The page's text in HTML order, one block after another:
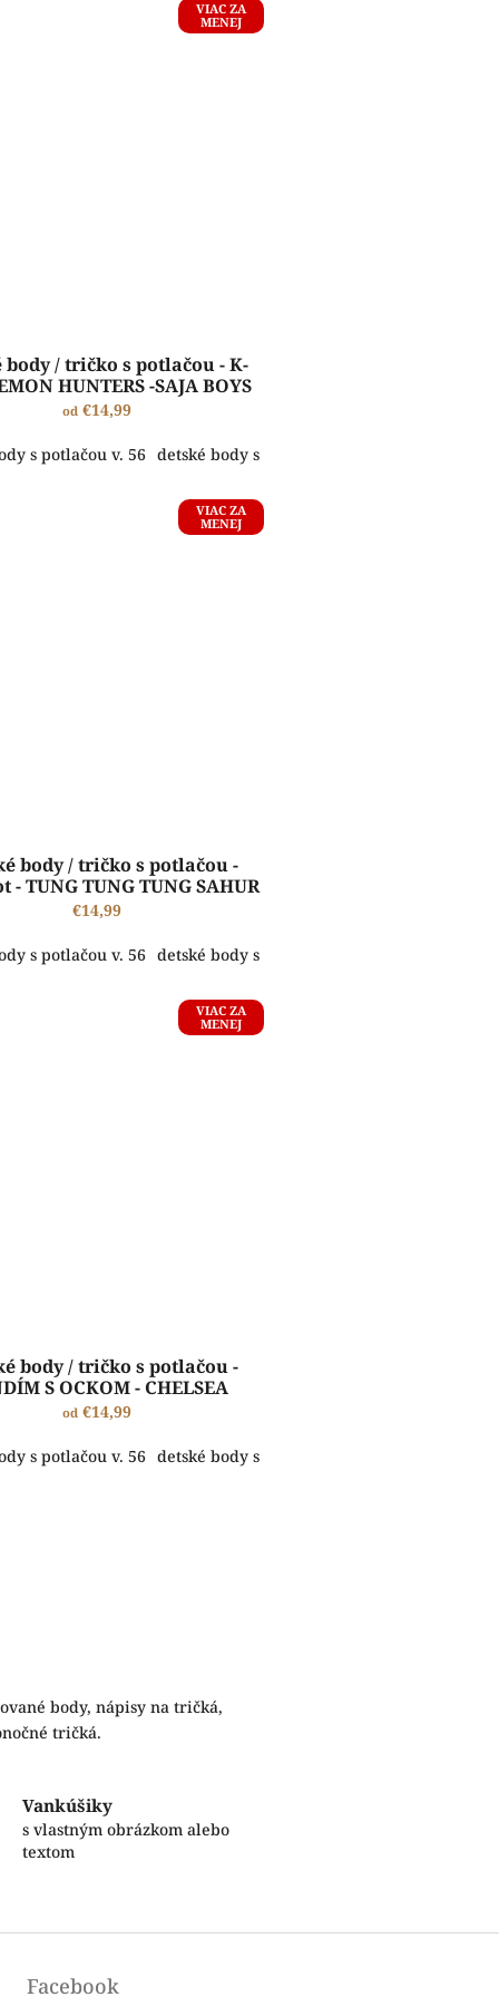
s potlačou v. 92 detské tričko s potlačou v. 92
62 detské body s potlačou v. 68 detské body s potlačou v. 74
VIAC ZA
MENEJ
body / tričko s potlačou - K-
HUNTERS -SAJA BOYS
od€14,99
s potlačou v. 56 detské body s potlačou v. 62
s potlačou v. 74 detské body s potlačou v. 80
62 detské body s potlačou v. 68 detské body s potlačou v. 74
VIAC ZA
MENEJ
body / tričko s potlačou -
TUNG TUNG TUNG SAHUR
€14,99
s potlačou v. 56 detské body s potlačou v. 62
s potlačou v. 74 detské body s potlačou v. 80
62 detské body s potlačou v. 68 detské body s potlačou v. 74
VIAC ZA
MENEJ
body / tričko s potlačou -
S OCKOM - CHELSEA
od€14,99
s potlačou v. 56 detské body s potlačou v. 62
body, nápisy na tričká,
tričká.
Vankúšiky
s vlastným obrázkom alebo
textom
Facebook